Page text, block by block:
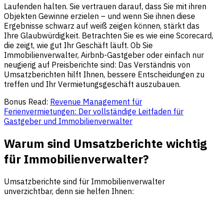
Laufenden halten. Sie vertrauen darauf, dass Sie mit ihren
Objekten Gewinne erzielen – und wenn Sie ihnen diese
Ergebnisse schwarz auf weiß zeigen können, stärkt das
Ihre Glaubwürdigkeit. Betrachten Sie es wie eine Scorecard,
die zeigt, wie gut Ihr Geschäft läuft. Ob Sie
Immobilienverwalter, Airbnb-Gastgeber oder einfach nur
neugierig auf Preisberichte sind: Das Verständnis von
Umsatzberichten hilft Ihnen, bessere Entscheidungen zu
treffen und Ihr Vermietungsgeschäft auszubauen.
Bonus Read: Revenue Management für
Ferienvermietungen: Der vollständige Leitfaden für
Gastgeber und Immobilienverwalter
Warum sind Umsatzberichte wichtig
für Immobilienverwalter?
Umsatzberichte sind für Immobilienverwalter
unverzichtbar, denn sie helfen Ihnen: